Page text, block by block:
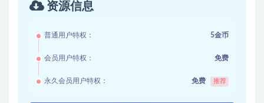
资源信息
普通用户特权： 5金币
会员用户特权： 免费
永久会员用户特权： 免费 推荐